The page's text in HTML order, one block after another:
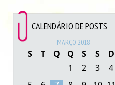
CALENDÁRIO DE POSTS
MARÇO 2018
S T Q Q S S
D
1
2 3
4